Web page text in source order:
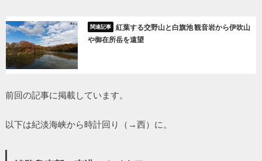
紅葉する交野山と白旗池 観音岩から伊吹山
や御在所岳を遠望
前回の記事に掲載しています。
以下は紀淡海峡から時計回り（→西）に。